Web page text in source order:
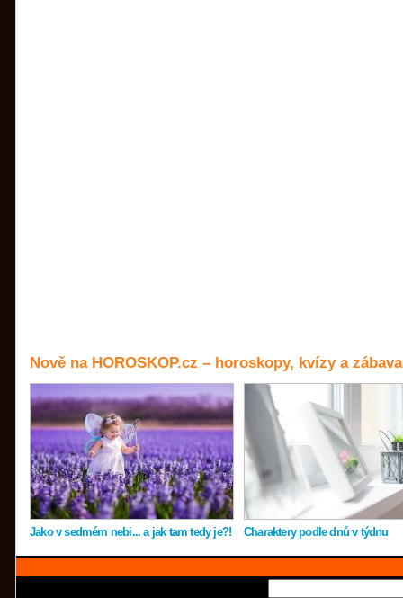
Nově na HOROSKOP.cz – horoskopy, kvízy a zábava
Jako v sedmém nebi... a jak tam tedy je?! Charaktery podle dnů v týdnu